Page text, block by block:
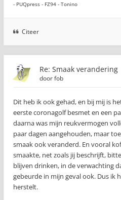
- PUQpress - FZ94 - Tonino
Citeer
Re: Smaak verandering
doorfob
Dit heb ik ook gehad, en bij mij is
eerste coronagolf besmet en een
daarna was mijn reukvermogen
paar dagen aangehouden, maar
smaak ook veranderd. En vooral
smaakte, net zoals jij beschrijft,
blijven drinken, in de verwachting
gebeurde in mijn geval ook. Dus ik
herstelt.